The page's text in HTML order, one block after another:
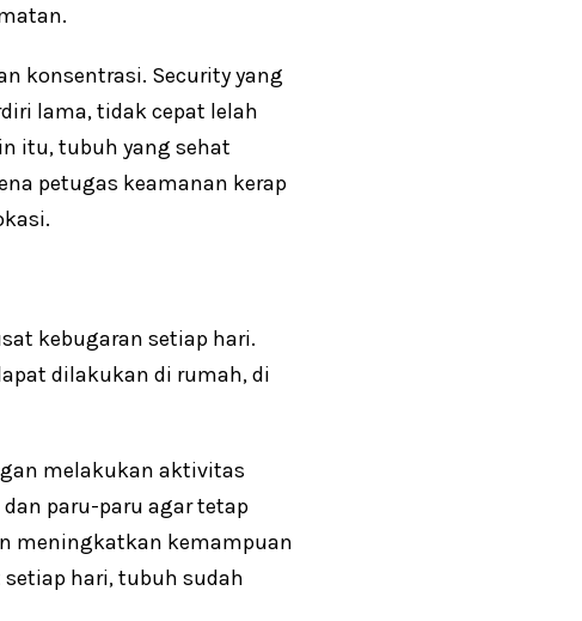
konsentrasi. Security yang
lama, tidak cepat lelah
itu, tubuh yang sehat
petugas keamanan kerap
kebugaran setiap hari.
dilakukan di rumah, di
melakukan aktivitas
paru-paru agar tetap
meningkatkan kemampuan
hari, tubuh sudah